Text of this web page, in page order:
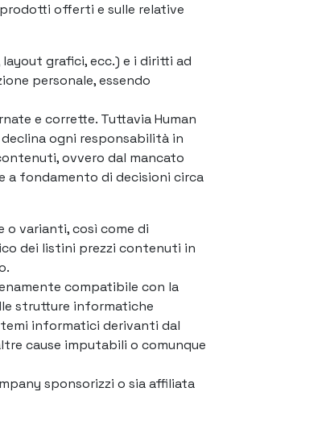
offerti e sulle relative
grafici, ecc.) e i diritti ad
personale, essendo
e corrette. Tuttavia Human
ogni responsabilità in
ovvero dal mancato
a fondamento di decisioni circa
o varianti, così come di
dei listini prezzi contenuti in
compatibile con la
strutture informatiche
informatici derivanti dal
cause imputabili o comunque
sponsorizzi o sia affiliata